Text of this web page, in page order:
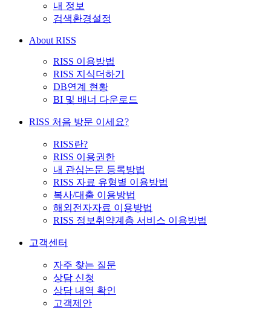
내 정보
검색환경설정
About RISS
RISS 이용방법
RISS 지식더하기
DB연계 현황
BI 및 배너 다운로드
RISS 처음 방문 이세요?
RISS란?
RISS 이용권한
내 관심논문 등록방법
RISS 자료 유형별 이용방법
복사/대출 이용방법
해외전자자료 이용방법
RISS 정보취약계층 서비스 이용방법
고객센터
자주 찾는 질문
상담 신청
상담 내역 확인
고객제안